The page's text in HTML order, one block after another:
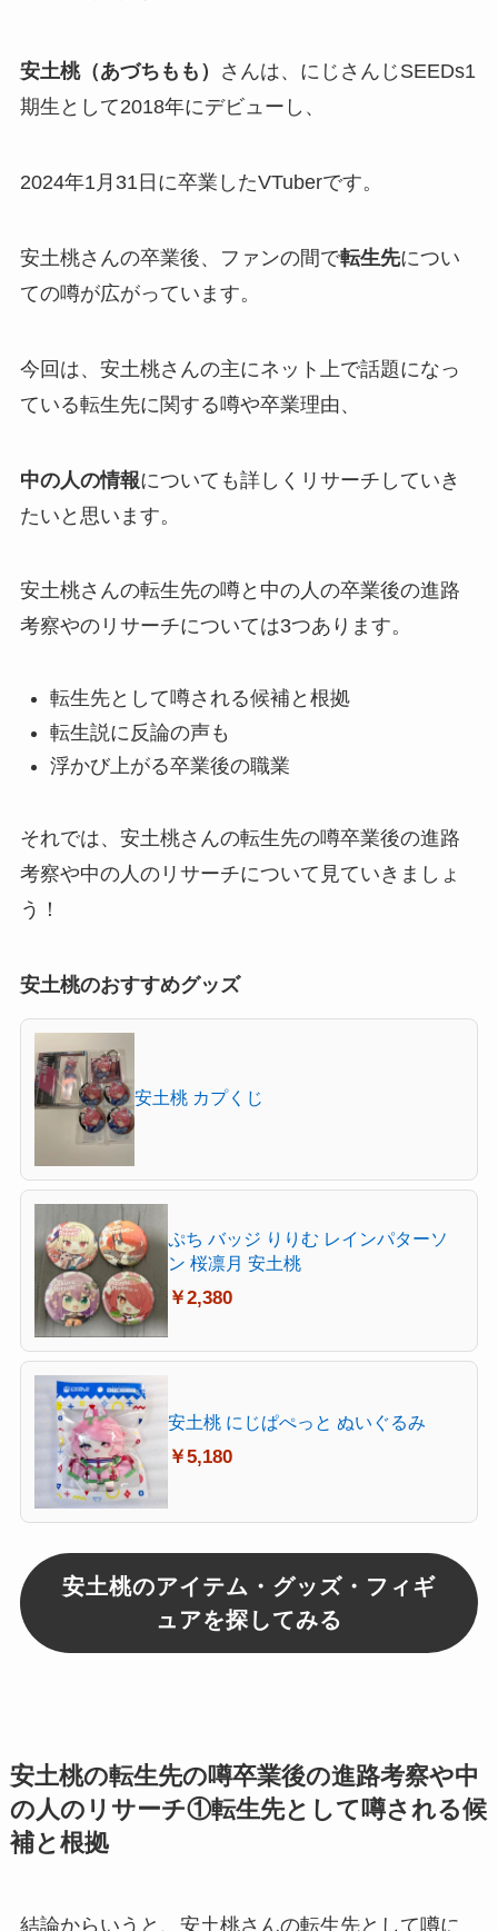
安土桃（あづちもも）
さんは、にじさんじSEEDs1
期生として2018年にデビュー し、
2024年1月31日に卒業 したVTuberです。
安土桃さんの卒業後、ファンの間で転生先につい
ての噂が広がっています。
今回は、安土桃さんの主にネット上で話題になっ
ている転生先に関する噂や卒業理由、
中の人の情報についても詳しくリサーチしていき
たいと思います。
安土桃さんの転生先の噂と中の人の卒業後の進路
考察やのリサーチについては3つあります。
転生先として噂される候補と根拠
転生説に反論の声も
浮かび上がる卒業後の職業
それでは、安土桃さんの転生先の噂卒業後の進路
考察や中の人のリサーチについて見ていきましょ
う！
安土桃のおすすめグッズ
安土桃 カプくじ
ぷち バッジ りりむ レインパターソ
ン 桜凛月 安土桃
￥2,380
安土桃 にじぱぺっと ぬいぐるみ
￥5,180
安土桃のアイテム・グッズ・フィギ
ュアを探してみる
安土桃の転生先の噂卒業後の進路考察や中
の人のリサーチ①転生先として噂される候
補と根拠
結論からいうと、安土桃さんの転生先として噂に